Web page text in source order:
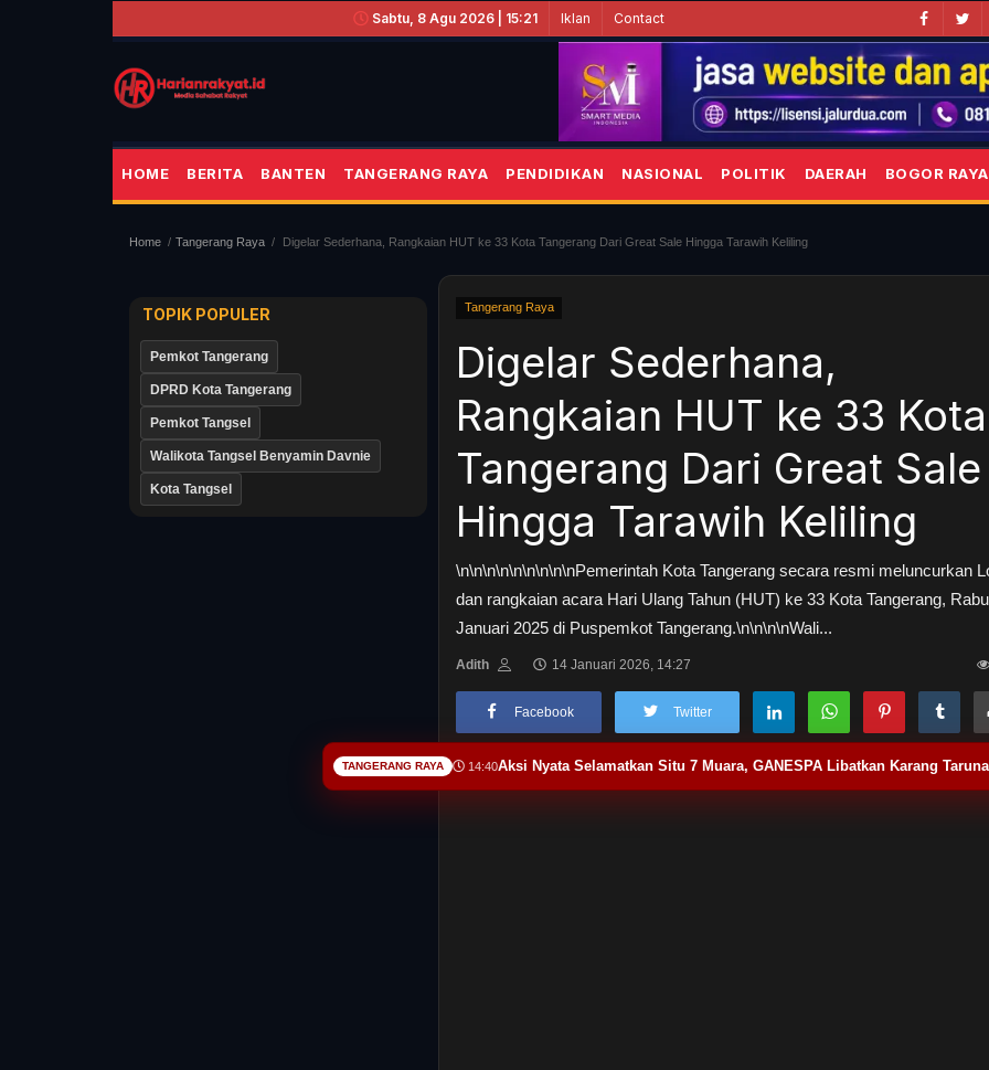
Sabtu, 8 Agu 2026 | 15:21 Iklan Contact
HOME BERITA BANTEN TANGERANG RAYA PENDIDIKAN NASIONAL POLITIK DAERAH BOGOR RAYA
Home Tangerang Raya Digelar Sederhana, Rangkaian HUT ke 33 Kota Tangerang Dari Great Sale Hingga Tarawih Keliling
TOPIK POPULER
Pemkot Tangerang
DPRD Kota Tangerang
Pemkot Tangsel
Walikota Tangsel Benyamin Davnie
Kota Tangsel
Tangerang Raya
Digelar Sederhana,
Rangkaian HUT ke 33 Kota
Tangerang Dari Great Sale
Hingga Tarawih Keliling
\n\n\n\n\n\n\n\n\nPemerintah Kota Tangerang secara resmi meluncurkan
dan rangkaian acara Hari Ulang Tahun (HUT) ke 33 Kota Tangerang,
Januari 2025 di Puspemkot Tangerang.\n\n\n\nWali...
Adith 14 Januari 2026, 14:27
Facebook Twitter
TANGERANG RAYA 14:40Aksi Nyata Selamatkan Situ 7 Muara, GANESPA Libatkan Karang